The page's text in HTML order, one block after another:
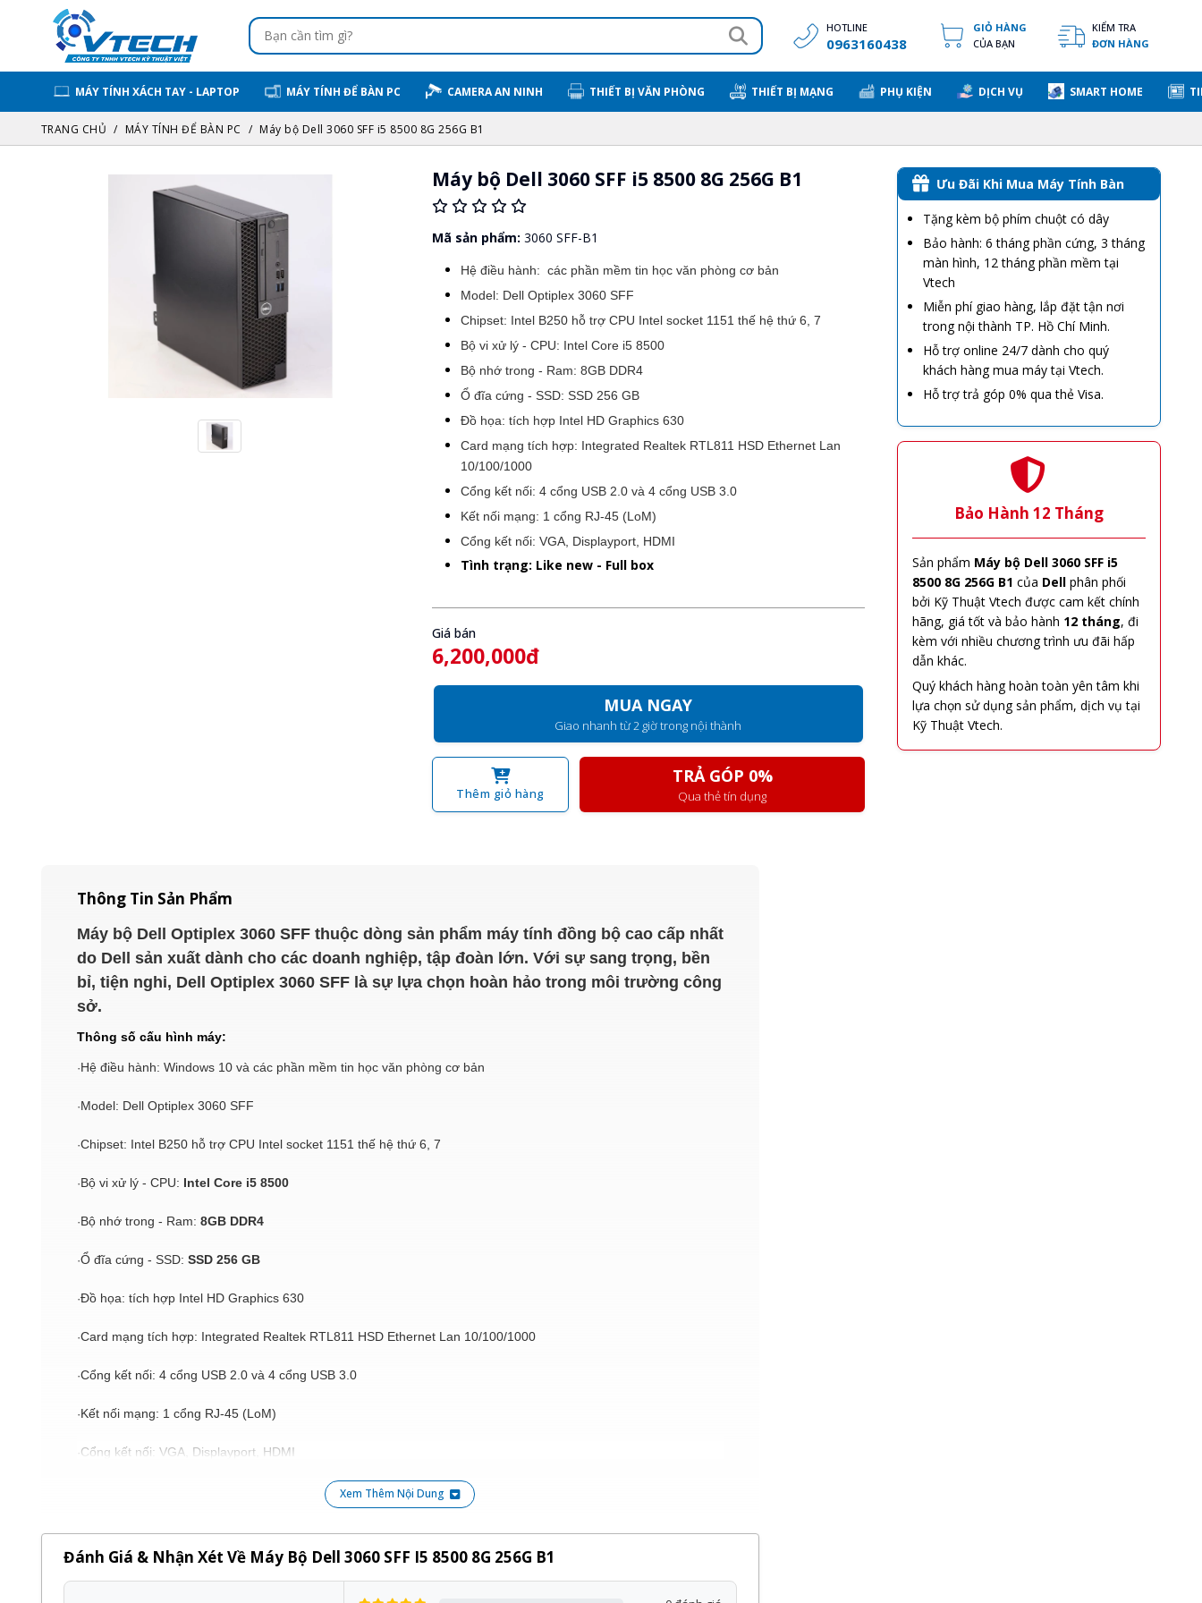
HOTLINE
0963160438
GIỎ HÀNG
CỦA BẠN
KIỂM TRA
ĐƠN HÀNG
MÁY TÍNH XÁCH TAY - LAPTOP MÁY TÍNH ĐỂ BÀN PC CAMERA AN NINH THIẾT BỊ VĂN PHÒNG THIẾT BỊ MẠNG PHỤ KIỆN DỊCH VỤ SMART HOME
TRANG CHỦ MÁY TÍNH ĐỂ BÀN PC Máy bộ Dell 3060 SFF i5 8500 8G 256G B1
Máy bộ Dell 3060 SFF i5 8500 8G 256G B1
Mã sản phẩm: 3060 SFF-B1
Hệ điều hành: các phần mềm tin học văn phòng cơ bản
Model: Dell Optiplex 3060 SFF
Chipset: Intel B250 hỗ trợ CPU Intel socket 1151 thế hệ thứ 6, 7
Bộ vi xử lý - CPU: Intel Core i5 8500
Bộ nhớ trong - Ram: 8GB DDR4
Ổ đĩa cứng - SSD: SSD 256 GB
Đồ họa: tích hợp Intel HD Graphics 630
Card mạng tích hợp: Integrated Realtek RTL811 HSD Ethernet Lan
10/100/1000
Cổng kết nối: 4 cổng USB 2.0 và 4 cổng USB 3.0
Kết nối mạng: 1 cổng RJ-45 (LoM)
Cổng kết nối: VGA, Displayport, HDMI
Tình trạng: Like new - Full box
Giá bán
6,200,000đ
MUA NGAY
Giao nhanh từ 2 giờ trong nội thành
Thêm giỏ hàng
TRẢ GÓP 0%
Qua thẻ tín dụng
Ưu Đãi Khi Mua Máy Tính Bàn
Tặng kèm bộ phím chuột có dây
Bảo hành: 6 tháng phần cứng, 3 tháng
màn hình, 12 tháng phần mềm tại
Vtech
Miễn phí giao hàng, lắp đặt tận nơi
trong nội thành TP. Hồ Chí Minh.
Hỗ trợ online 24/7 dành cho quý
khách hàng mua máy tại Vtech.
Hỗ trợ trả góp 0% qua thẻ Visa.
Bảo Hành 12 Tháng
Sản phẩm Máy bộ Dell 3060 SFF i5
8500 8G 256G B1 của Dell phân phối
bởi Kỹ Thuật Vtech được cam kết chính
hãng, giá tốt và bảo hành 12 tháng, đi
kèm với nhiều chương trình ưu đãi hấp
dẫn khác.
Quý khách hàng hoàn toàn yên tâm khi
lựa chọn sử dụng sản phẩm, dịch vụ tại
Kỹ Thuật Vtech.
Thông Tin Sản Phẩm
Máy bộ Dell Optiplex 3060 SFF thuộc dòng sản phẩm máy tính đồng bộ cao cấp nhất
do Dell sản xuất dành cho các doanh nghiệp, tập đoàn lớn. Với sự sang trọng, bền
bỉ, tiện nghi, Dell Optiplex 3060 SFF là sự lựa chọn hoàn hảo trong môi trường công
sở.
Thông số cấu hình máy:
·Hệ điều hành: Windows 10 và các phần mềm tin học văn phòng cơ bản
·Model: Dell Optiplex 3060 SFF
·Chipset: Intel B250 hỗ trợ CPU Intel socket 1151 thế hệ thứ 6, 7
·Bộ vi xử lý - CPU: Intel Core i5 8500
·Bộ nhớ trong - Ram: 8GB DDR4
·Ổ đĩa cứng - SSD: SSD 256 GB
·Đồ họa: tích hợp Intel HD Graphics 630
·Card mạng tích hợp: Integrated Realtek RTL811 HSD Ethernet Lan 10/100/1000
·Cổng kết nối: 4 cổng USB 2.0 và 4 cổng USB 3.0
·Kết nối mạng: 1 cổng RJ-45 (LoM)
·Cổng kết nối: VGA, Displayport, HDMI
Đặc điểm nổi bật của case đồng bộ Dell 3060 SFF:
·Máy gồm 2 khe ram DDR4
Xem Thêm Nội Dung
Đánh Giá & Nhận Xét Về Máy Bộ Dell 3060 SFF I5 8500 8G 256G B1